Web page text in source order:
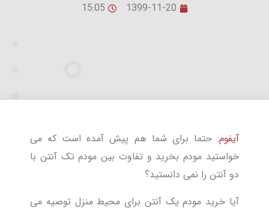
1399-11-20
15:05
آیفوم: حتما برای شما هم پیش آمده است که می
خواستید مودم بخرید و تفاوت بین مودم تک آنتن با
دو آنتن را نمی دانستید؟
آیا خرید مودم یک آنتن برای محیط منزل توصیه می